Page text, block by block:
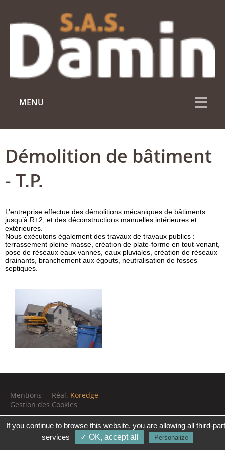
MENU
Démolition de bâtiment
- T.P.
L’entreprise effectue des démolitions mécaniques de bâtiments
jusqu’à R+2, et des déconstructions manuelles intérieures et
extérieures.
Nous exécutons également des travaux de travaux publics :
terrassement pleine masse, création de plate-forme en tout-venant,
pose de réseaux eaux vannes, eaux pluviales, création de réseaux
drainants, branchement aux égouts, neutralisation de fosses
septiques.
Mentions Réal. Koredge
Gestion des Cookies
If you continue to browse this website, you are allowing all third-
services
✓ OK, accept all Personalize